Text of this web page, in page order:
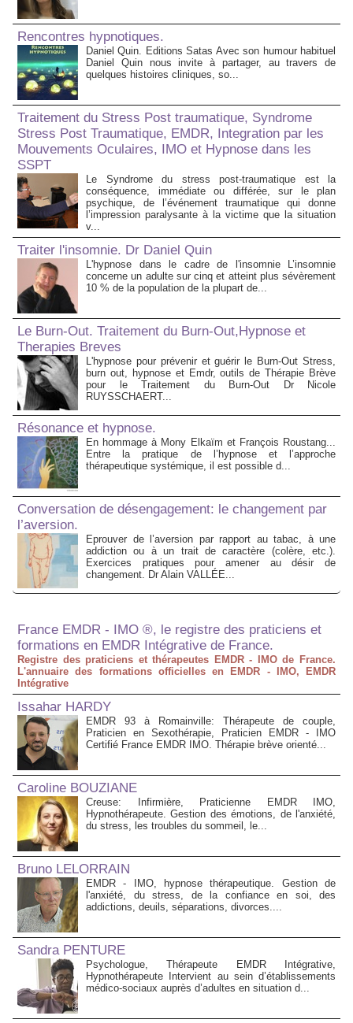
Rencontres hypnotiques.
Daniel Quin. Editions Satas Avec son humour habituel
Daniel Quin nous invite à partager, au travers de
quelques histoires cliniques, so...
Traitement du Stress Post traumatique, Syndrome
Stress Post Traumatique, EMDR, Integration par les
Mouvements Oculaires, IMO et Hypnose dans les
SSPT
Le Syndrome du stress post-traumatique est la
conséquence, immédiate ou différée, sur le plan
psychique, de l’événement traumatique qui donne
l’impression paralysante à la victime que la situation
v...
Traiter l'insomnie. Dr Daniel Quin
L'hypnose dans le cadre de l'insomnie L’insomnie
concerne un adulte sur cinq et atteint plus sévèrement
10 % de la population de la plupart de...
Le Burn-Out. Traitement du Burn-Out,Hypnose et
Therapies Breves
L'hypnose pour prévenir et guérir le Burn-Out Stress,
burn out, hypnose et Emdr, outils de Thérapie Brève
pour le Traitement du Burn-Out Dr Nicole
RUYSSCHAERT...
Résonance et hypnose.
En hommage à Mony Elkaïm et François Roustang...
Entre la pratique de l’hypnose et l’approche
thérapeutique systémique, il est possible d...
Conversation de désengagement: le changement par
l’aversion.
Eprouver de l’aversion par rapport au tabac, à une
addiction ou à un trait de caractère (colère, etc.).
Exercices pratiques pour amener au désir de
changement. Dr Alain VALLÉE...
France EMDR - IMO ®, le registre des praticiens et
formations en EMDR Intégrative de France.
Registre des praticiens et thérapeutes EMDR - IMO de France.
L'annuaire des formations officielles en EMDR - IMO, EMDR
Intégrative
Issahar HARDY
EMDR 93 à Romainville: Thérapeute de couple,
Praticien en Sexothérapie, Praticien EMDR - IMO
Certifié France EMDR IMO. Thérapie brève orienté...
Caroline BOUZIANE
Creuse: Infirmière, Praticienne EMDR IMO,
Hypnothérapeute. Gestion des émotions, de l'anxiété,
du stress, les troubles du sommeil, le...
Bruno LELORRAIN
EMDR - IMO, hypnose thérapeutique. Gestion de
l'anxiété, du stress, de la confiance en soi, des
addictions, deuils, séparations, divorces....
Sandra PENTURE
Psychologue, Thérapeute EMDR Intégrative,
Hypnothérapeute Intervient au sein d’établissements
médico‑sociaux auprès d’adultes en situation d...